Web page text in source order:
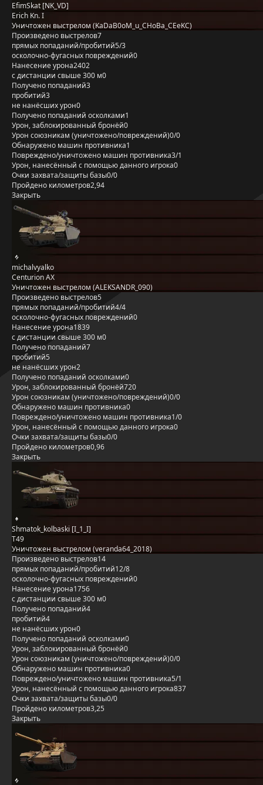
EfimSkat [NK_VD]
Erich Kn. I
Уничтожен выстрелом (KaDaB0oM_u_CHoBa_CEeKC)
Произведено выстрелов7
прямых попаданий/пробитий5/3
осколочно-фугасных повреждений0
Нанесение урона2402
с дистанции свыше 300 м0
Получено попаданий3
пробитий3
не нанёсших урон0
Получено попаданий осколками1
Урон, заблокированный бронёй0
Урон союзникам (уничтожено/повреждений)0/0
Обнаружено машин противника1
Повреждено/уничтожено машин противника3/1
Урон, нанесённый с помощью данного игрока0
Очки захвата/защиты базы0/0
Пройдено километров2,94
Закрыть
michalvyalko
Centurion AX
Уничтожен выстрелом (ALEKSANDR_090)
Произведено выстрелов5
прямых попаданий/пробитий4/4
осколочно-фугасных повреждений0
Нанесение урона1839
с дистанции свыше 300 м0
Получено попаданий7
пробитий5
не нанёсших урон2
Получено попаданий осколками0
Урон, заблокированный бронёй720
Урон союзникам (уничтожено/повреждений)0/0
Обнаружено машин противника0
Повреждено/уничтожено машин противника1/0
Урон, нанесённый с помощью данного игрока0
Очки захвата/защиты базы0/0
Пройдено километров0,96
Закрыть
Shmatok_kolbaski [I_1_I]
T49
Уничтожен выстрелом (veranda64_2018)
Произведено выстрелов14
прямых попаданий/пробитий12/8
осколочно-фугасных повреждений0
Нанесение урона1756
с дистанции свыше 300 м0
Получено попаданий4
пробитий4
не нанёсших урон0
Получено попаданий осколками0
Урон, заблокированный бронёй0
Урон союзникам (уничтожено/повреждений)0/0
Обнаружено машин противника0
Повреждено/уничтожено машин противника5/1
Урон, нанесённый с помощью данного игрока837
Очки захвата/защиты базы0/0
Пройдено километров3,25
Закрыть